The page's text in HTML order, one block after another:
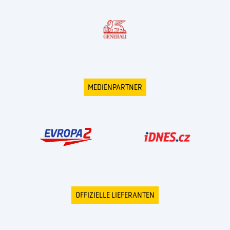
MEDIENPARTNER
OFFIZIELLE LIEFERANTEN